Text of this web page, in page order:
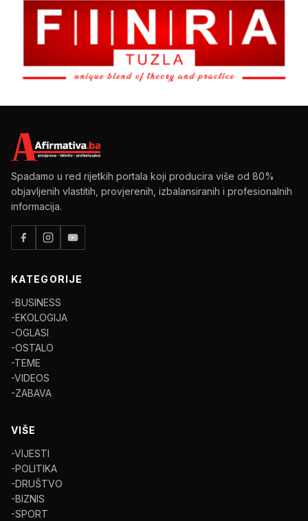
Spadamo u red rijetkih portala koji producira više od 80%
objavljenih vlastitih, provjerenih, izbalansiranih i profesionalnih
informacija.
KATEGORIJE
-BUSINESS
-EKOLOGIJA
-OGLASI
-OSTALO
-TEME
-VIDEOS
-ZABAVA
VIŠE
-VIJESTI
-POLITIKA
-DRUŠTVO
-BIZNIS
-SPORT